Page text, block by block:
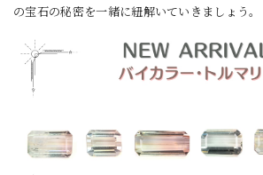
の宝石の秘密を一緒に紐解いていきましょう。